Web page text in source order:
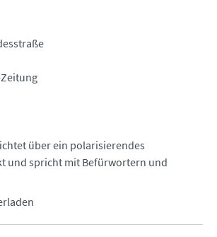
über ein polarisierendes
und spricht mit Befürwortern und